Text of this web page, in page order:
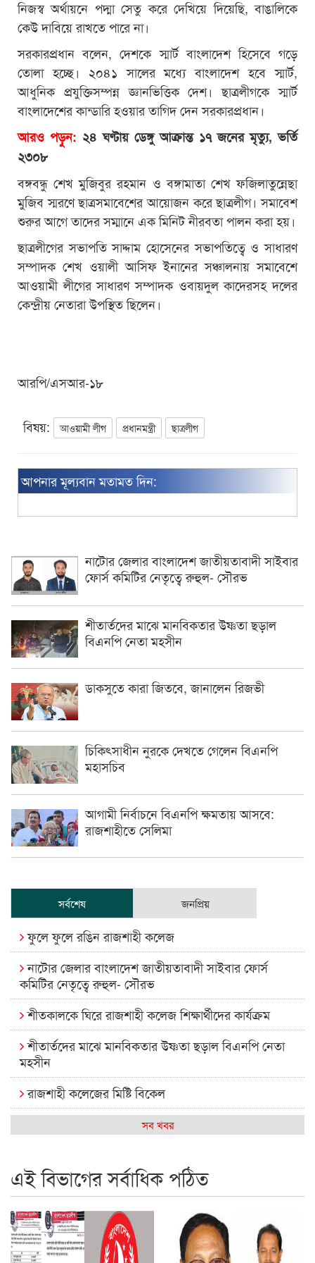
নিজস্ব অর্থায়নে পদ্মা সেতু করে দেখিয়ে দিয়েছি, বাঙালিকে
কেউ দাবিয়ে রাখতে পারে না।
সরকারপ্রধান বলেন, দেশকে স্মার্ট বাংলাদেশ হিসেবে গড়ে
তোলা হচ্ছে। ২০৪১ সালের মধ্যে বাংলাদেশ হবে স্মার্ট,
আধুনিক প্রযুক্তিসম্পন্ন জ্ঞানভিত্তিক দেশ। ছাত্রলীগকে স্মার্ট
বাংলাদেশের কান্ডারি হওয়ার তাগিদ দেন সরকারপ্রধান।
আরও পড়ুন: ২৪ ঘণ্টায় ডেঙ্গু আক্রান্ত ১৭ জনের মৃত্যু, ভর্তি
২৩০৮
বঙ্গবন্ধু শেখ মুজিবুর রহমান ও বঙ্গামাতা শেখ ফজিলাতুন্নেছা
মুজিব স্মরণে ছাত্রসমাবেশের আয়োজন করে ছাত্রলীগ। সমাবেশ
শুরুর আগে তাদের সম্মানে এক মিনিট নীরবতা পালন করা হয়।
ছাত্রলীগের সভাপতি সাদ্দাম হোসেনের সভাপতিত্বে ও সাধারণ
সম্পাদক শেখ ওয়ালী আসিফ ইনানের সঞ্চালনায় সমাবেশে
আওয়ামী লীগের সাধারণ সম্পাদক ওবায়দুল কাদেরসহ দলের
কেন্দ্রীয় নেতারা উপস্থিত ছিলেন।
আরপি/এসআর-১৮
বিষয়: আওয়ামী লীগ প্রধানমন্ত্রী ছাত্রলীগ
আপনার মূল্যবান মতামত দিন:
নাটোর জেলার বাংলাদেশ জাতীয়তাবাদী সাইবার
ফোর্স কমিটির নেতৃত্বে রুহুল- সৌরভ
শীতার্তদের মাঝে মানবিকতার উষ্ণতা ছড়াল
বিএনপি নেতা মহসীন
ডাকসুতে কারা জিতবে, জানালেন রিজভী
চিকিৎসাধীন ‍নুরকে দেখতে গেলেন বিএনপি
মহাসচিব
আগামী নির্বাচনে বিএনপি ক্ষমতায় আসবে:
রাজশাহীতে সেলিমা
সর্বশেষ জনপ্রিয়
ফুলে ফুলে রঙিন রাজশাহী কলেজ
নাটোর জেলার বাংলাদেশ জাতীয়তাবাদী সাইবার ফোর্স
কমিটির নেতৃত্বে রুহুল- সৌরভ
শীতকালকে ঘিরে রাজশাহী কলেজ শিক্ষার্থীদের কার্যক্রম
শীতার্তদের মাঝে মানবিকতার উষ্ণতা ছড়াল বিএনপি নেতা
মহসীন
রাজশাহী কলেজের মিষ্টি বিকেল
কেমন আছে আমাদের দেশের মধ্যবিত্তরা
রাজশাইন একাডেমির ফল প্রকাশ ও পুরস্কার বিতরণ
রাজশাহী কলেজের শিক্ষার্থী শাখাওয়াত পেলেন স্টার এক্সিলেন্স
অ্যাওয়ার্ড
সব খবর
এই বিভাগের সর্বাধিক পঠিত